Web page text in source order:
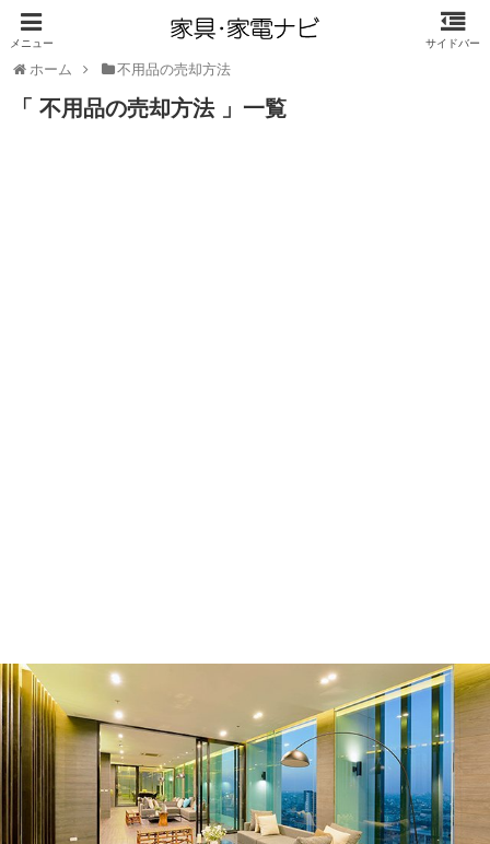
ホーム 不用品の売却方法
「 不用品の売却方法 」一覧